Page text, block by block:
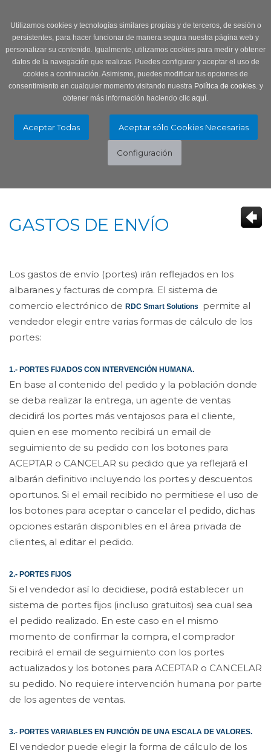
Utilizamos cookies y tecnologías similares propias y de terceros, de sesión o
persistentes, para hacer funcionar de manera segura nuestra página web y
personalizar su contenido. Igualmente, utilizamos cookies para medir y obtener
datos de la navegación que realizas. Puedes configurar y aceptar el uso de
cookies a continuación. Asimismo, puedes modificar tus opciones de
consentimiento en cualquier momento visitando nuestra Política de cookies.y
obtener más información haciendo clic aquí.
GASTOS DE ENVÍO
Los gastos de envío (portes) irán reflejados en los
albaranes y facturas de compra. El sistema de
comercio electrónico de RDC Smart Solutions
permite al
vendedor elegir entre varias formas de cálculo de los
portes:
1.- PORTES FIJADOS CON INTERVENCIÓN HUMANA.
En base al contenido del pedido y la población donde
se deba realizar la entrega, un agente de ventas
decidirá los portes más ventajosos para el cliente,
quien en ese momento recibirá un email de
seguimiento de su pedido con los botones para
ACEPTAR o CANCELAR su pedido que ya reflejará el
albarán definitivo incluyendo los portes y descuentos
oportunos. Si el email recibido no permitiese el uso de
los botones para aceptar o cancelar el pedido, dichas
opciones estarán disponibles en el área privada de
clientes, al editar el pedido.
2.- PORTES FIJOS
Si el vendedor así lo decidiese, podrá establecer un
sistema de portes fijos (incluso gratuitos) sea cual sea
el pedido realizado. En este caso en el mismo
momento de confirmar la compra, el comprador
recibirá el email de seguimiento con los portes
actualizados y los botones para ACEPTAR o CANCELAR
su pedido. No requiere intervención humana por parte
de los agentes de ventas.
3.- PORTES VARIABLES EN FUNCIÓN DE UNA ESCALA DE VALORES.
El vendedor puede elegir la forma de cálculo de los